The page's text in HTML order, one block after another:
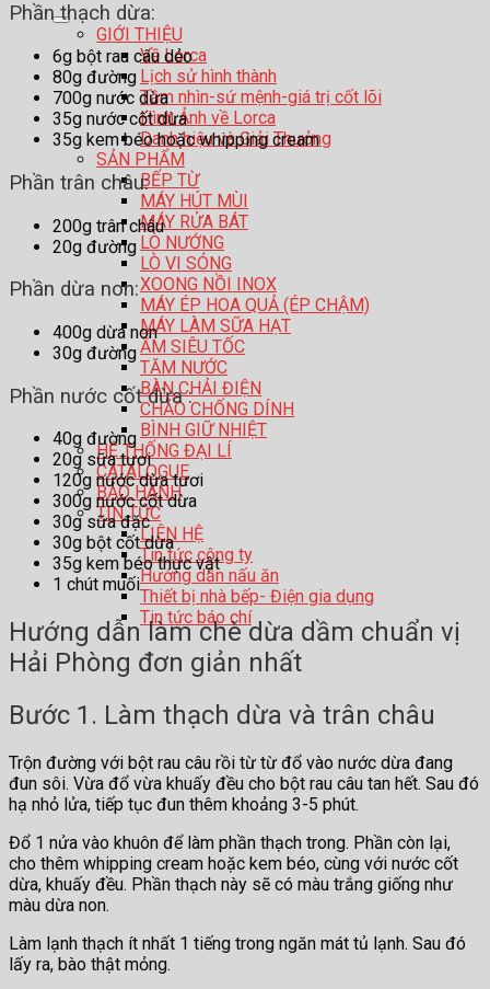
GIỚI THIỆU
Về Lorca
Lịch sử hình thành
Tầm nhìn-sứ mệnh-giá trị cốt lõi
Hình Ảnh về Lorca
Danh hiệu và Giải Thưởng
SẢN PHẨM
BẾP TỪ
MÁY HÚT MÙI
MÁY RỬA BÁT
LÒ NƯỚNG
LÒ VI SÓNG
XOONG NỒI INOX
MÁY ÉP HOA QUẢ (ÉP CHẬM)
MÁY LÀM SỮA HẠT
ẤM SIÊU TỐC
TĂM NƯỚC
BÀN CHẢI ĐIỆN
CHẢO CHỐNG DÍNH
BÌNH GIỮ NHIỆT
HỆ THỐNG ĐẠI LÍ
CATALOGUE
BẢO HÀNH
TIN TỨC
LIÊN HỆ
Tin tức công ty
Hướng dẫn nấu ăn
Thiết bị nhà bếp- Điện gia dụng
Tin tức báo chí
Phần thạch dừa:
6g bột rau câu dẻo
80g đường
700g nước dừa
35g nước cốt dừa
35g kem béo hoặc whipping cream
Phần trân châu:
200g trân châu
20g đường
Phần dừa non:
400g dừa non
30g đường
Phần nước cốt dừa :
40g đường
20g sữa tươi
120g nước dừa tươi
300g nước cốt dừa
30g sữa đặc
30g bột cốt dừa
35g kem béo thực vật
1 chút muối
Hướng dẫn làm chè dừa dầm chuẩn vị
Hải Phòng đơn giản nhất
Bước 1. Làm thạch dừa và trân châu
Trộn đường với bột rau câu rồi từ từ đổ vào nước dừa đang
đun sôi. Vừa đổ vừa khuấy đều cho bột rau câu tan hết. Sau đó
hạ nhỏ lửa, tiếp tục đun thêm khoảng 3-5 phút.
Đổ 1 nửa vào khuôn để làm phần thạch trong. Phần còn lại,
cho thêm whipping cream hoặc kem béo, cùng với nước cốt
dừa, khuấy đều. Phần thạch này sẽ có màu trắng giống như
màu dừa non.
Làm lạnh thạch ít nhất 1 tiếng trong ngăn mát tủ lạnh. Sau đó
lấy ra, bào thật mỏng.